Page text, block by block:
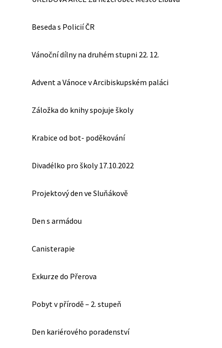
Beseda s Policií ČR
Vánoční dílny na druhém stupni 22. 12.
Advent a Vánoce v Arcibiskupském paláci
Záložka do knihy spojuje školy
Krabice od bot- poděkování
Divadélko pro školy 17.10.2022
Projektový den ve Sluňákově
Den s armádou
Canisterapie
Exkurze do Přerova
Pobyt v přírodě – 2. stupeň
Den kariérového poradenství